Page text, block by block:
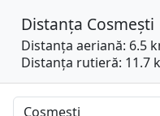
Distanța Cosmești
Distanța aeriană: 6.5
Distanța rutieră: 11.7